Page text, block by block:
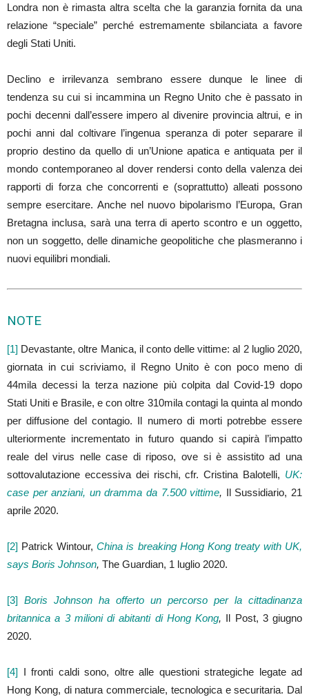
Londra non è rimasta altra scelta che la garanzia fornita da una
relazione “speciale” perché estremamente sbilanciata a favore
degli Stati Uniti.
Declino e irrilevanza sembrano essere dunque le linee di
tendenza su cui si incammina un Regno Unito che è passato in
pochi decenni dall’essere impero al divenire provincia altrui, e in
pochi anni dal coltivare l’ingenua speranza di poter separare il
proprio destino da quello di un’Unione apatica e antiquata per il
mondo contemporaneo al dover rendersi conto della valenza dei
rapporti di forza che concorrenti e (soprattutto) alleati possono
sempre esercitare. Anche nel nuovo bipolarismo l’Europa, Gran
Bretagna inclusa, sarà una terra di aperto scontro e un oggetto,
non un soggetto, delle dinamiche geopolitiche che plasmeranno i
nuovi equilibri mondiali.
NOTE
[1] Devastante, oltre Manica, il conto delle vittime: al 2 luglio 2020,
giornata in cui scriviamo, il Regno Unito è con poco meno di
44mila decessi la terza nazione più colpita dal Covid-19 dopo
Stati Uniti e Brasile, e con oltre 310mila contagi la quinta al mondo
per diffusione del contagio. Il numero di morti potrebbe essere
ulteriormente incrementato in futuro quando si capirà l’impatto
reale del virus nelle case di riposo, ove si è assistito ad una
sottovalutazione eccessiva dei rischi, cfr. Cristina Balotelli, UK:
case per anziani, un dramma da 7.500 vittime, Il Sussidiario, 21
aprile 2020.
[2] Patrick Wintour,China is breaking Hong Kong treaty with UK,
says Boris Johnson, The Guardian, 1 luglio 2020.
[3] Boris Johnson ha offerto un percorso per la cittadinanza
britannica a 3 milioni di abitanti di Hong Kong, Il Post, 3 giugno
2020.
[4] I fronti caldi sono, oltre alle questioni strategiche legate ad
Hong Kong, di natura commerciale, tecnologica e securitaria. Dal